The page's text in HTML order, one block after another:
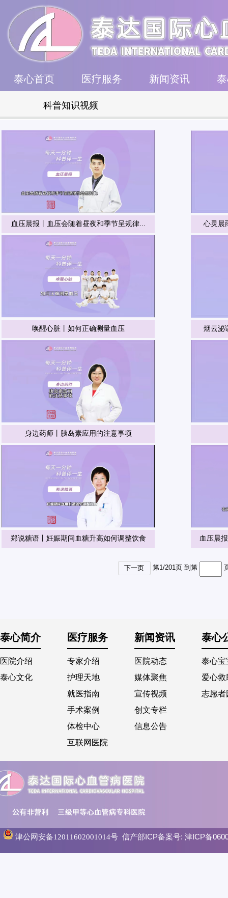
泰心首页 医疗服务 新闻资讯
科普知识视频
血压晨报丨血压会随着昼夜和季节呈规律... 心灵晨
唤醒心脏丨如何正确测量血压 烟云泌
身边药师丨胰岛素应用的注意事项
郑说糖语丨妊娠期间血糖升高如何调整饮食 血压晨
下一页 第1/201页 到第
泰心简介 医疗服务 新闻资讯 泰心
医院介绍
泰心文化
专家介绍
护理天地
就医指南
手术案例
体检中心
互联网医院
医院动态
媒体聚焦
宣传视频
创文专栏
信息公告
泰心宝
爱心
志愿者
津公网安备12011602001014号信产部ICP备案号: 津ICP备